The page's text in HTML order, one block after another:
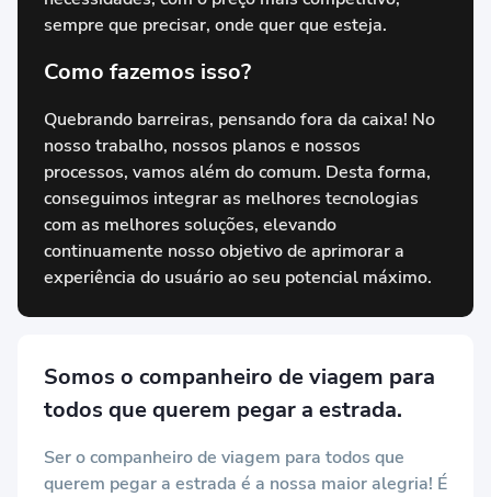
sempre que precisar, onde quer que esteja.
Como fazemos isso?
Quebrando barreiras, pensando fora da caixa! No
nosso trabalho, nossos planos e nossos
processos, vamos além do comum. Desta forma,
conseguimos integrar as melhores tecnologias
com as melhores soluções, elevando
continuamente nosso objetivo de aprimorar a
experiência do usuário ao seu potencial máximo.
Somos o companheiro de viagem para
todos que querem pegar a estrada.
Ser o companheiro de viagem para todos que
querem pegar a estrada é a nossa maior alegria! É